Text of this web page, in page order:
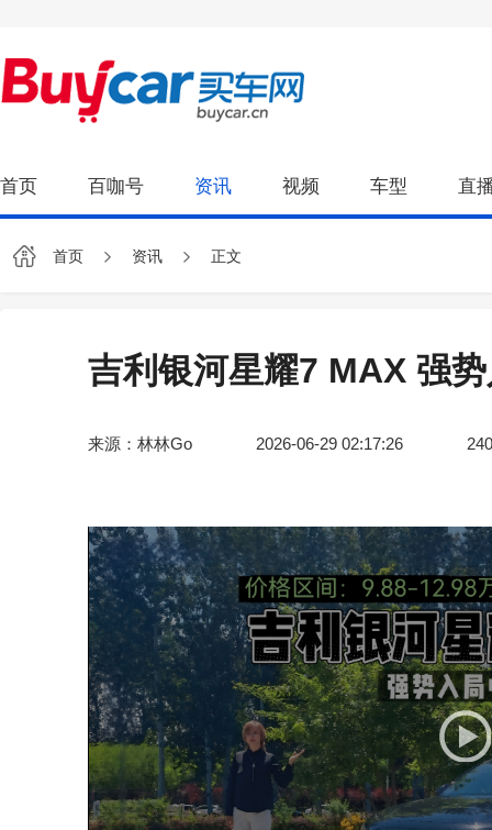
首页 百咖号 资讯 视频 车型 直
首页 资讯 正文
吉利银河星耀7 MAX 强
来源：林林Go 2026-06-29 02:17:26